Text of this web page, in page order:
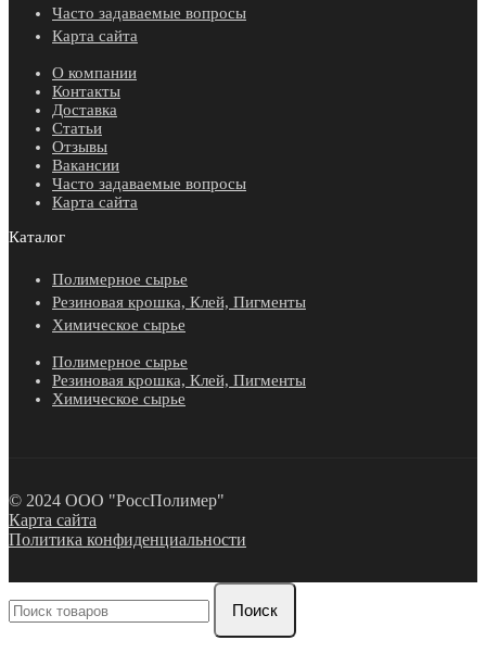
Часто задаваемые вопросы
Карта сайта
О компании
Контакты
Доставка
Статьи
Отзывы
Вакансии
Часто задаваемые вопросы
Карта сайта
Каталог
Полимерное сырье
Резиновая крошка, Клей, Пигменты
Химическое сырье
Полимерное сырье
Резиновая крошка, Клей, Пигменты
Химическое сырье
© 2024 ООО "РоссПолимер"
Карта сайта
Политика конфиденциальности
Поиск